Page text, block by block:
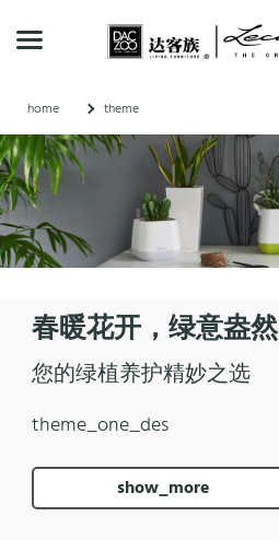
Katalog
durchsuchen
search
theme
家居系列
桌面系列
高光系列
仿藤系列
亚光系列
home theme
春暖花开，绿意盎然
您的绿植养护精妙之选
theme_one_des
show_more